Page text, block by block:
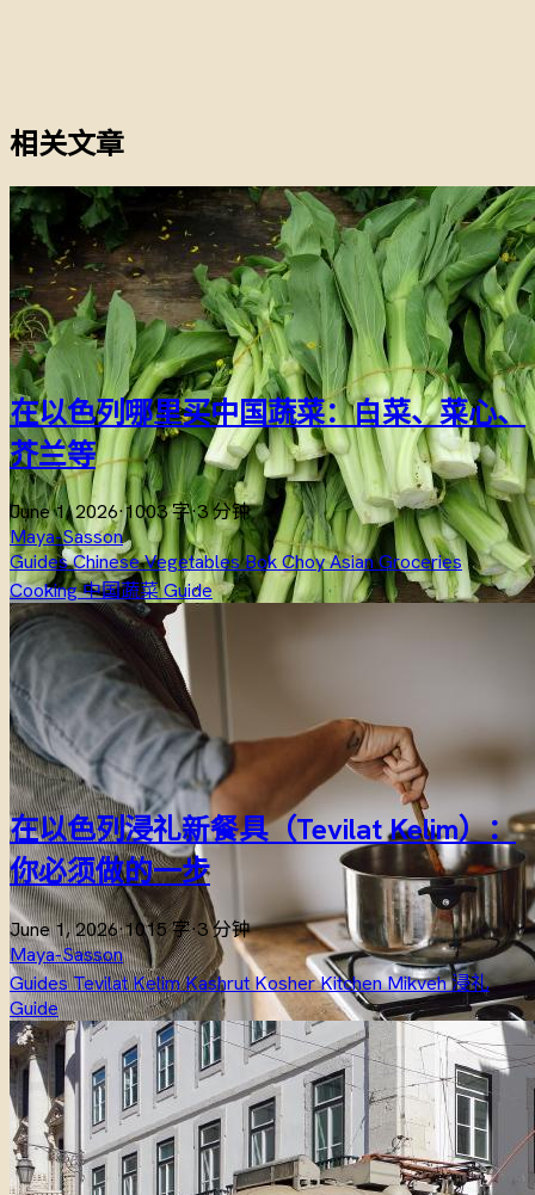
相关文章
在以色列哪里买中国蔬菜：白菜、菜心、
芥兰等
June 1, 2026·1003 字·3 分钟
Maya-Sasson
GuidesChinese VegetablesBok ChoyAsian Groceries
Cooking中国蔬菜Guide
在以色列浸礼新餐具（Tevilat Kelim）：
你必须做的一步
June 1, 2026·1015 字·3 分钟
Maya-Sasson
GuidesTevilat KelimKashrutKosher KitchenMikveh浸礼
Guide